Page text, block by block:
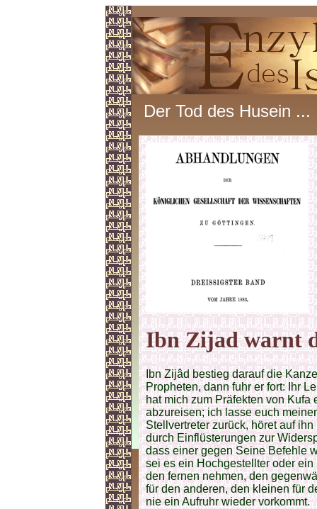
Der Tod des Husein ...
Ibn Zijad warnt
Ibn Zijâd bestieg darauf die
Propheten, dann fuhr er fort: Ihr
hat mich zum Präfekten von
abzureisen; ich lasse euch
Stellvertreter zurück, höret auf
durch Einflüsterungen zur
dass einer gegen Seine Befehle
sei es ein Hochgestellter oder
den fernen nehmen, den
für den anderen, den kleinen für
nie ein Aufruhr wieder vorkommt.